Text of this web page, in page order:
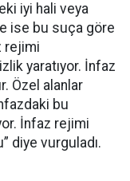
iyi hali veya
ise bu suça göre
rejimi
yaratıyor. İnfaz
Özel alanlar
bu
İnfaz rejimi
diye vurguladı.